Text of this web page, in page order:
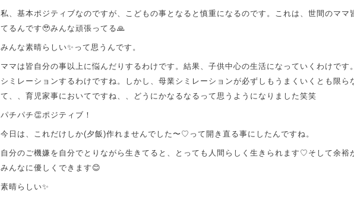
私、基本ポジティブなのですが、こどもの事となると慎重になるのです。これは、世間のママ
てるんです🥹みんな頑張ってる🙏
みんな素晴らしい✨って思うんです。
ママは皆自分の事以上に悩んだりするわけです。結果、子供中心の生活になっていくわけです
シミレーションするわけですね。しかし、 母業シミレーションが必ずしもうまくいくとも限ら
て、、育児家事においてですね、、どうにかなるなるって思うようになりました笑笑
パチパチ👏ポジティブ！
今日は、 これだけしか(夕飯)作れませんでした〜♡って開き直る事にしたんですね。
自分のご機嫌を自分でとりながら生きてると、とっても人間らしく生きられます♡そして余裕
みんなに優しくできます😊
素晴らしい✨